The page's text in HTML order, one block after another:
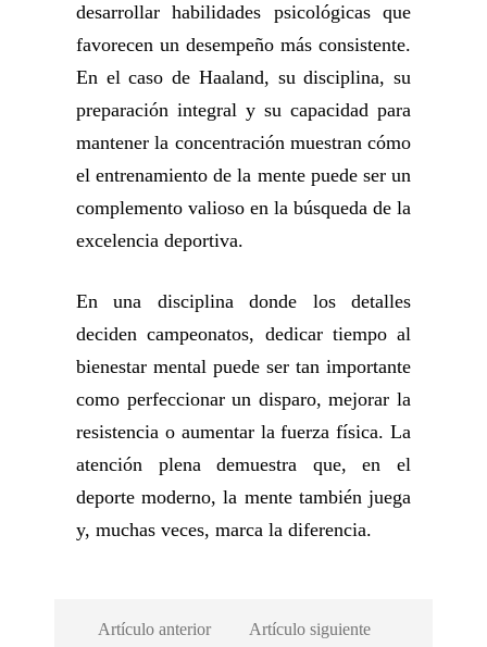
desarrollar habilidades psicológicas que
favorecen un desempeño más consistente.
En el caso de Haaland, su disciplina, su
preparación integral y su capacidad para
mantener la concentración muestran cómo
el entrenamiento de la mente puede ser un
complemento valioso en la búsqueda de la
excelencia deportiva.
En una disciplina donde los detalles
deciden campeonatos, dedicar tiempo al
bienestar mental puede ser tan importante
como perfeccionar un disparo, mejorar la
resistencia o aumentar la fuerza física. La
atención plena demuestra que, en el
deporte moderno, la mente también juega
y, muchas veces, marca la diferencia.
Artículo anterior Artículo siguiente